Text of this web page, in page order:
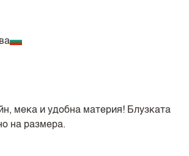
мека и удобна материя! Блузката
на размера.